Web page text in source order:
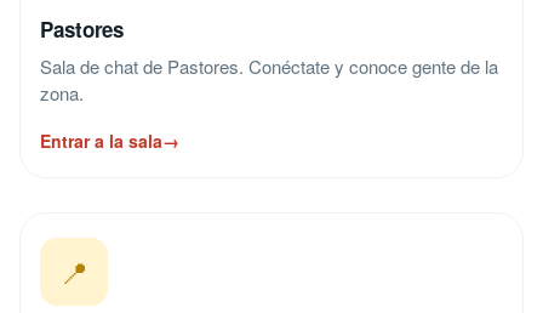
Pastores
Sala de chat de Pastores. Conéctate y conoce gente de la
zona.
Entrar a la sala→
📍